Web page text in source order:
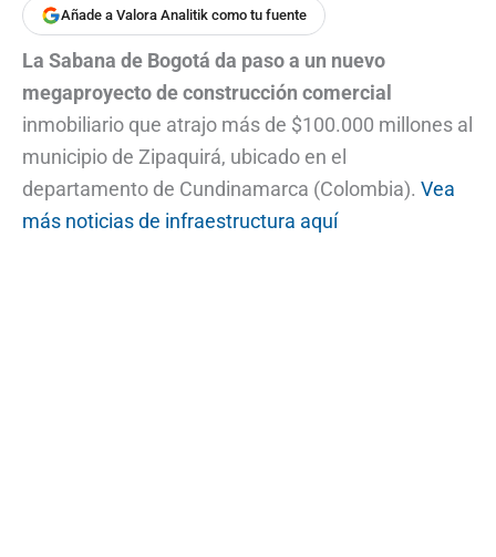
Añade a Valora Analitik como tu fuente
La Sabana de Bogotá da paso a un nuevo
megaproyecto de construcción comercial
inmobiliario que atrajo más de $100.000 millones al
municipio de Zipaquirá, ubicado en el
departamento de Cundinamarca (Colombia). Vea
más noticias de infraestructura aquí